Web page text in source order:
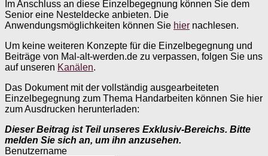
Im Anschluss an diese Einzelbegegnung können Sie dem
Senior eine Nesteldecke anbieten. Die
Anwendungsmöglichkeiten können Sie hier nachlesen.
Um keine weiteren Konzepte für die Einzelbegegnung und
Beiträge von Mal-alt-werden.de zu verpassen, folgen Sie uns
auf unseren Kanälen.
Das Dokument mit der vollständig ausgearbeiteten
Einzelbegegnung zum Thema Handarbeiten können Sie hier
zum Ausdrucken herunterladen:
Dieser Beitrag ist Teil unseres Exklusiv-Bereichs. Bitte
melden Sie sich an, um ihn anzusehen.
Benutzername